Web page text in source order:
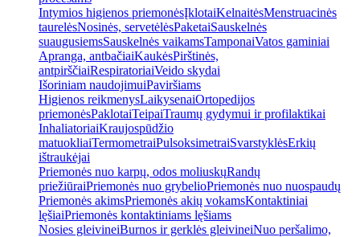
Intymios higienos priemonėsĮklotaiKelnaitėsMenstruacinės
taurelėsNosinės, servetėlėsPaketaiSauskelnės
suaugusiemsSauskelnės vaikamsTamponaiVatos gaminiai
Apranga, antbačiaiKaukėsPirštinės,
antpirščiaiRespiratoriaiVeido skydai
Išoriniam naudojimuiPaviršiams
Higienos reikmenysLaikysenaiOrtopedijos
priemonėsPaklotaiTeipaiTraumų gydymui ir profilaktikai
InhaliatoriaiKraujospūdžio
matuokliaiTermometraiPulsoksimetraiSvarstyklėsErkių
ištraukėjai
Priemonės nuo karpų, odos moliuskųRandų
priežiūraiPriemonės nuo grybelioPriemonės nuo nuospaudų
Priemonės akimsPriemonės akių vokamsKontaktiniai
lęšiaiPriemonės kontaktiniams lęšiams
Nosies gleivineiBurnos ir gerklės gleivineiNuo peršalimo,